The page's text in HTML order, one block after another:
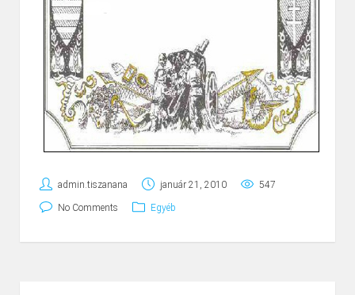
admin.tiszanana január 21, 2010 547
No Comments Egyéb